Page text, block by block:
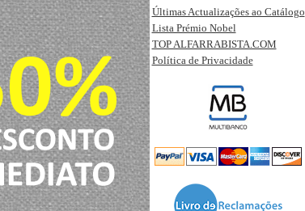
Últimas Actualizações ao Catálogo
Lista Prémio Nobel
TOP ALFARRABISTA.COM
Política de Privacidade